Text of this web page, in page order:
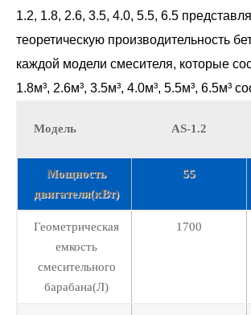
1.2, 1.8, 2.6, 3.5, 4.0, 5.5, 6.5
теоретическую производительность
каждой модели смесителя, которые
1.8м³, 2.6м³, 3.5м³, 4.0м³, 5.5м³, 6.5м³
Модель AS-1.2
Мощность
двигателя(кВт)
55
Геометрическая
емкость
смесительного
барабана(Л)
1700